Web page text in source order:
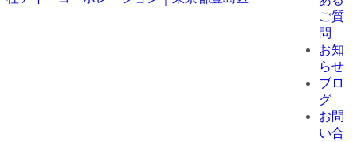
ご質
問
お知
らせ
ブロ
グ
お問
い合